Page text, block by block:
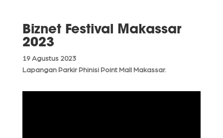
Biznet Festival Makassar
2023
19 Agustus 2023
Lapangan Parkir Phinisi Point Mall Makassar.